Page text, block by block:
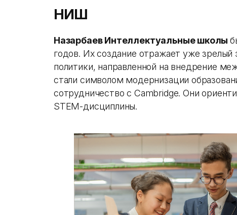
НИШ
Назарбаев Интеллектуальные школы
годов. Их создание отражает уже зрелый
политики, направленной на внедрение
стали символом модернизации
сотрудничество с Cambridge. Они
STEM-дисциплины.